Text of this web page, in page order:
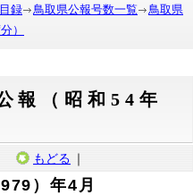
録 鳥取県公報号数一覧
鳥取県
）
報（昭和54年
もどる ｜
）年4月